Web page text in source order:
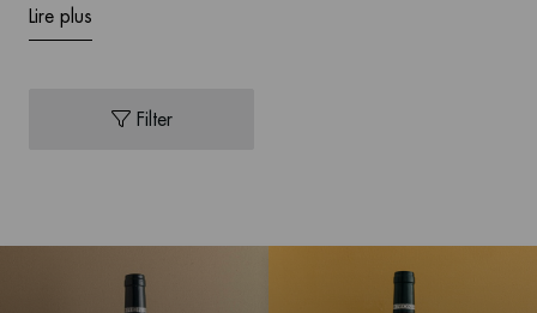
Lire plus
Filter